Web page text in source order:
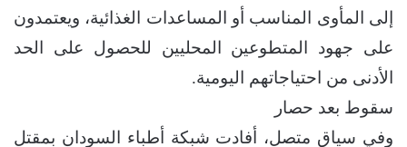
إلى المأوى المناسب أو المساعدات الغذائية، ويعتمدون
على جهود المتطوعين المحليين للحصول على الحد
الأدنى من احتياجاتهم اليومية.
سقوط بعد حصار
وفي سياق متصل، أفادت شبكة أطباء السودان بمقتل